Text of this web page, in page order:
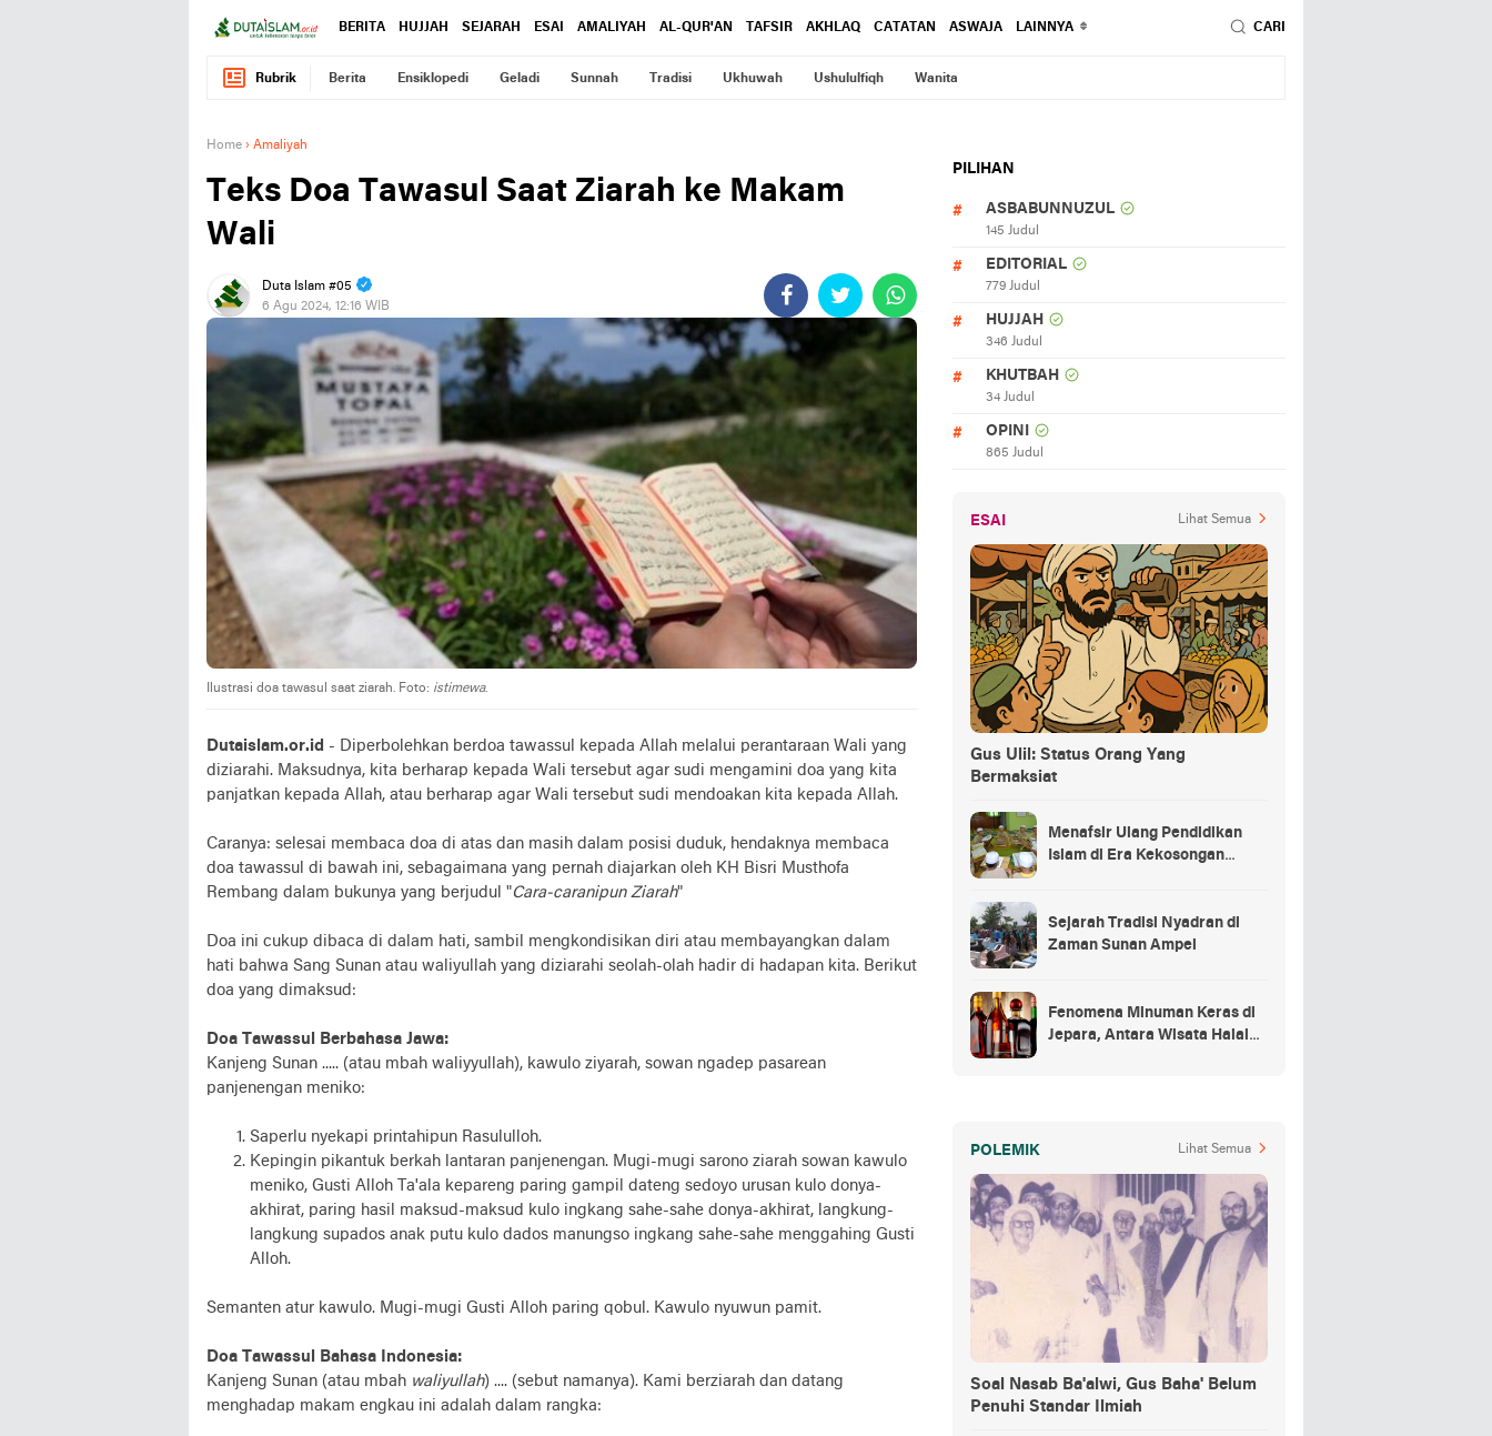
BERITA HUJJAH SEJARAH ESAI AMALIYAH AL-QUR'AN TAFSIR AKHLAQ CATATAN ASWAJA LAINNYA CARI
Rubrik Berita Ensiklopedi Geladi Sunnah Tradisi Ukhuwah Ushululfiqh Wanita
Home › Amaliyah
Teks Doa Tawasul Saat Ziarah ke Makam
Wali
Duta Islam #05
6 Agu 2024, 12:16 WIB
Ilustrasi doa tawasul saat ziarah. Foto: istimewa.
Dutaislam.or.id - Diperbolehkan berdoa tawassul kepada Allah melalui perantaraan Wali yang
diziarahi. Maksudnya, kita berharap kepada Wali tersebut agar sudi mengamini doa yang kita
panjatkan kepada Allah, atau berharap agar Wali tersebut sudi mendoakan kita kepada Allah.
Caranya: selesai membaca doa di atas dan masih dalam posisi duduk, hendaknya membaca
doa tawassul di bawah ini, sebagaimana yang pernah diajarkan oleh KH Bisri Musthofa
Rembang dalam bukunya yang berjudul "Cara-caranipun Ziarah"
Doa ini cukup dibaca di dalam hati, sambil mengkondisikan diri atau membayangkan dalam
hati bahwa Sang Sunan atau waliyullah yang diziarahi seolah-olah hadir di hadapan kita. Berikut
doa yang dimaksud:
Doa Tawassul Berbahasa Jawa:
Kanjeng Sunan ..... (atau mbah waliyyullah), kawulo ziyarah, sowan ngadep pasarean
panjenengan meniko:
Saperlu nyekapi printahipun Rasululloh.
Kepingin pikantuk berkah lantaran panjenengan. Mugi-mugi sarono ziarah sowan kawulo
meniko, Gusti Alloh Ta'ala kepareng paring gampil dateng sedoyo urusan kulo donya-
akhirat, paring hasil maksud-maksud kulo ingkang sahe-sahe donya-akhirat, langkung-
langkung supados anak putu kulo dados manungso ingkang sahe-sahe menggahing Gusti
Alloh.
Semanten atur kawulo. Mugi-mugi Gusti Alloh paring qobul. Kawulo nyuwun pamit.
Doa Tawassul Bahasa Indonesia:
Kanjeng Sunan (atau mbah waliyullah) .... (sebut namanya). Kami berziarah dan datang
menghadap makam engkau ini adalah dalam rangka:
PILIHAN
ASBABUNNUZUL
145 Judul
EDITORIAL
779 Judul
HUJJAH
346 Judul
KHUTBAH
34 Judul
OPINI
865 Judul
ESAI Lihat Semua
Gus Ulil: Status Orang Yang
Bermaksiat
Menafsir Ulang Pendidikan
Islam di Era Kekosongan
Sejarah Tradisi Nyadran di
Zaman Sunan Ampel
Fenomena Minuman Keras di
Jepara, Antara Wisata Halal
POLEMIK Lihat Semua
Soal Nasab Ba'alwi, Gus Baha' Belum
Penuhi Standar Ilmiah